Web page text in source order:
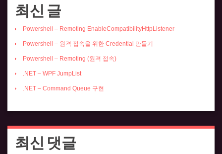
최신 글
Powershell – Remoting EnableCompatibilityHttpListener
Powershell – 원격 접속을 위한 Credential 만들기
Powershell – Remoting (원격 접속)
.NET – WPF JumpList
.NET – Command Queue 구현
최신 댓글